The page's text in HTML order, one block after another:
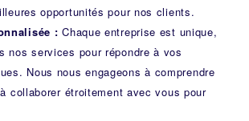
opportunités pour nos clients.
: Chaque entreprise est unique,
nos services pour répondre à vos
Nous nous engageons à comprendre
collaborer étroitement avec vous pour